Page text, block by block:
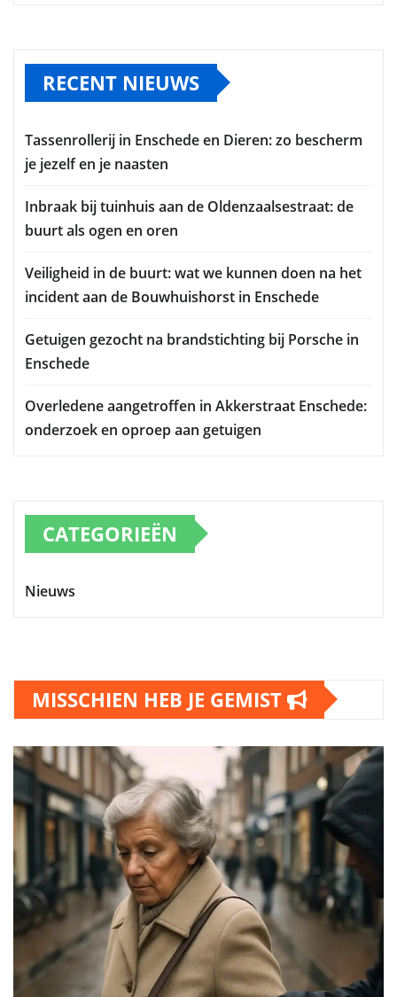
RECENT NIEUWS
Tassenrollerij in Enschede en Dieren: zo bescherm
je jezelf en je naasten
Inbraak bij tuinhuis aan de Oldenzaalsestraat: de
buurt als ogen en oren
Veiligheid in de buurt: wat we kunnen doen na het
incident aan de Bouwhuishorst in Enschede
Getuigen gezocht na brandstichting bij Porsche in
Enschede
Overledene aangetroffen in Akkerstraat Enschede:
onderzoek en oproep aan getuigen
CATEGORIEËN
Nieuws
MISSCHIEN HEB JE GEMIST